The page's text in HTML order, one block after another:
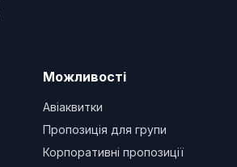
Можливості
Авіаквитки
Пропозиція для групи
Корпоративні пропозиції